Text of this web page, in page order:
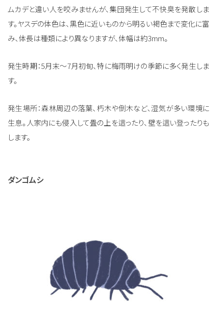
ムカデと違い人を咬みませんが、集団発生して不快臭を発散しま
す。ヤスデの体色は、黒色に近いものから明るい褐色まで変化に富
み、体長は種類により異なりますが、体幅は約3mm。
発生時期：5月末～7月初旬、特に梅雨明けの季節に多く発生しま
す。
発生場所：森林周辺の落葉、朽木や倒木など、湿気が多い環境に
生息。人家内にも侵入して畳の上を這ったり、壁を這い登ったりも
します。
ダンゴムシ